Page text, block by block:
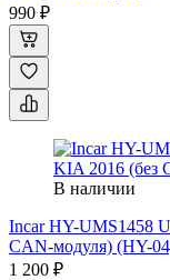
990 ₽
В наличии
Incar HY-UMS1458
CAN-модуля) (HY-
1 200 ₽